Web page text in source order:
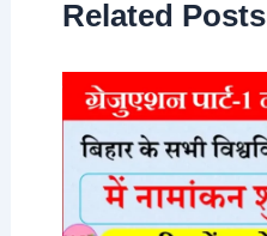
Related Posts